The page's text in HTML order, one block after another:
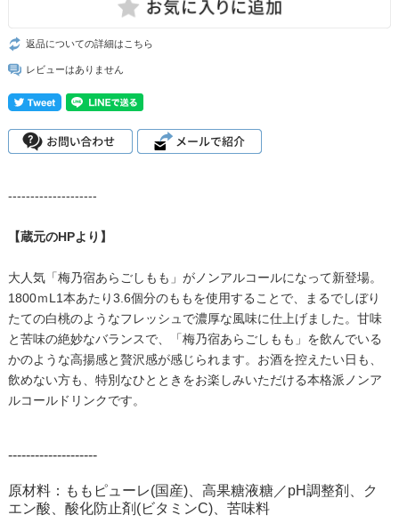
返品についての詳細はこちら
レビューはありません
--------------------
【蔵元のHPより】
大人気「梅乃宿あらごしもも」がノンアルコールになって新登場。
1800ｍL1本あたり3.6個分のももを使用することで、まるでしぼり
たての白桃のようなフレッシュで濃厚な風味に仕上げました。甘味
と苦味の絶妙なバランスで、「梅乃宿あらごしもも」を飲んでいる
かのような高揚感と贅沢感が感じられます。お酒を控えたい日も、
飲めない方も、特別なひとときをお楽しみいただける本格派ノンア
ルコールドリンクです。
--------------------
原材料：ももピューレ(国産)、高果糖液糖／pH調整剤、ク
エン酸、酸化防止剤(ビタミンC)、苦味料